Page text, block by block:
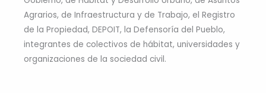
Agrarios, de Infraestructura y de Trabajo, el Registro
de la Propiedad, DEPOIT, la Defensoría del Pueblo,
integrantes de colectivos de hábitat, universidades y
organizaciones de la sociedad civil.